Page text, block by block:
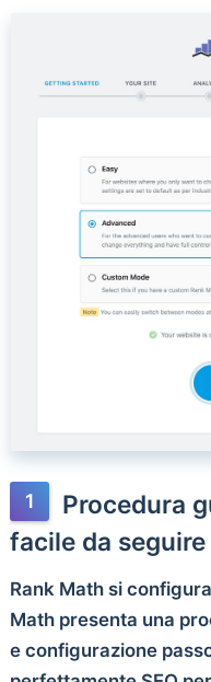
Procedura
facile da seguire
Rank Math si
Math presenta una
e configurazione